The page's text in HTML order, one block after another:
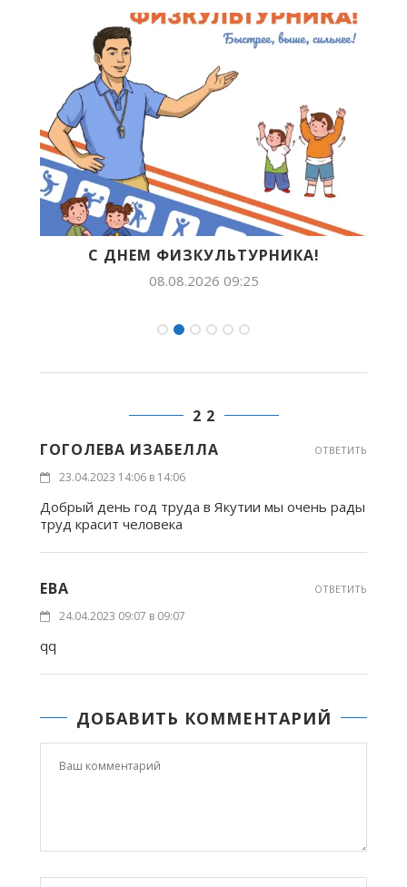
С ДНЕМ ФИЗКУЛЬТУРНИКА!
08.08.2026 09:25
2 2
ГОГОЛЕВА ИЗАБЕЛЛА
23.04.2023 14:06 в 14:06
Добрый день год труда в Якутии мы очень рады
труд красит человека
ОТВЕТИТЬ
ЕВА
24.04.2023 09:07 в 09:07
qq
ОТВЕТИТЬ
ДОБАВИТЬ КОММЕНТАРИЙ